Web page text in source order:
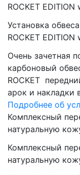
ROCKET EDITION
Установка
ROCKET EDITION
Очень зачетная
карбоновый
ROCKET
арок и накладки
Подробнее об
Комплексный
натуральную
Комплексный
натуральную